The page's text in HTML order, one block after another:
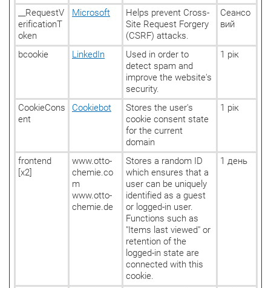
__RequestV
erificationT
oken
Microsoft
Helps prevent Cross-
Site Request Forgery
(CSRF) attacks.
Сеансо
вий
bcookie LinkedIn
Used in order to
detect spam and
improve the website's
security.
1 рік
CookieCons
ent
Cookiebot
Stores the user's
cookie consent state
for the current
domain
1 рік
frontend
[x2]
www.otto-
chemie.co
m
www.otto-
chemie.de
Stores a random ID
which ensures that a
user can be uniquely
identified as a guest
or logged-in user.
Functions such as
"Items last viewed" or
retention of the
logged-in state are
connected with this
cookie.
1 день